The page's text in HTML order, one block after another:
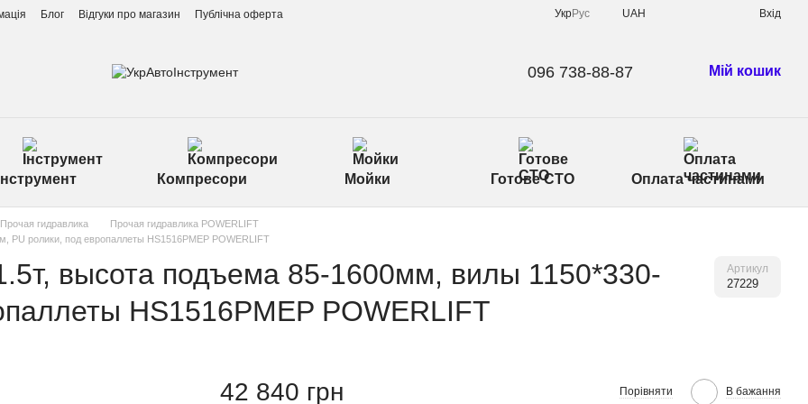
Блог Відгуки про магазин Публічна оферта УкрРус UAH Вхід
096 738-88-87 Мій кошик
Інструмент Компресори Мойки Готове СТО Оплата частинами
Прочая гидравлика
Прочая гидравлика POWERLIFT
PU ролики, под европаллеты HS1516PMEP POWERLIFT
высота подъема 85-1600мм, вилы 1150*330-
HS1516PMEP POWERLIFT
Артикул
27229
42 840 грн Порівняти В бажання